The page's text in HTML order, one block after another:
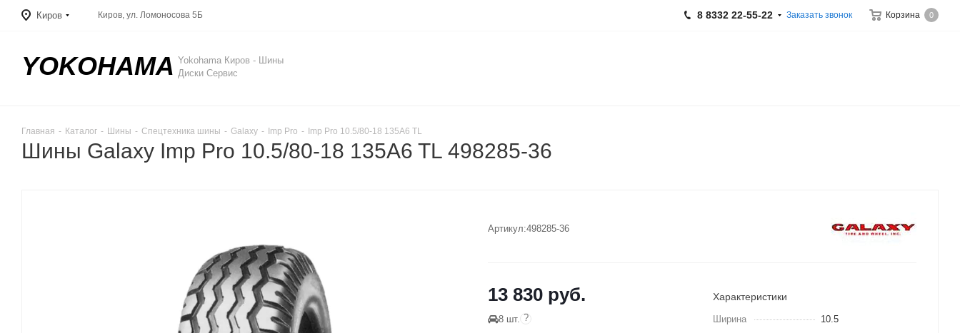
Киров Корзина 0
Киров, ул. Ломоносова 5Б 8 8332 22-55-22 Заказать звонок
YOKOHAMA Yokohama Киров - Шины
Диски Сервис
Главная - Каталог - Шины - Спецтехника шины - Galaxy - Imp Pro - Imp Pro 10.5/80-18 135A6 TL
Шины Galaxy Imp Pro 10.5/80-18 135A6 TL 498285-36
Артикул:498285-36
13 830 руб.
8 шт. ?
Характеристики
Ширина
10.5